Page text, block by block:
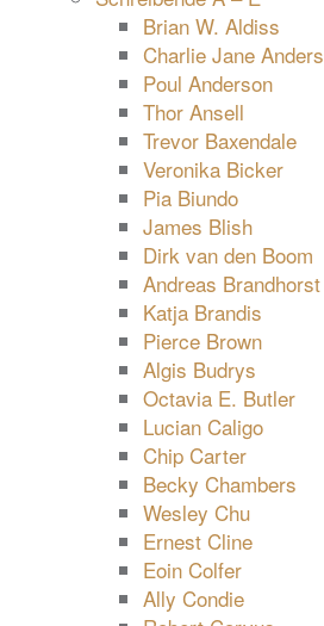
Brian W. Aldiss
Charlie Jane Anders
Poul Anderson
Thor Ansell
Trevor Baxendale
Veronika Bicker
Pia Biundo
James Blish
Dirk van den Boom
Andreas Brandhorst
Katja Brandis
Pierce Brown
Algis Budrys
Octavia E. Butler
Lucian Caligo
Chip Carter
Becky Chambers
Wesley Chu
Ernest Cline
Eoin Colfer
Ally Condie